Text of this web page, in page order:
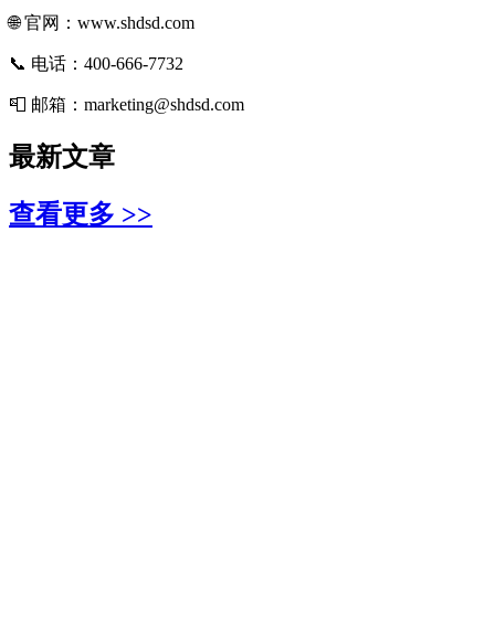
🌐 官网：www.shdsd.com
📞 电话：400-666-7732
📮 邮箱：marketing@shdsd.com
最新文章
查看更多 >>